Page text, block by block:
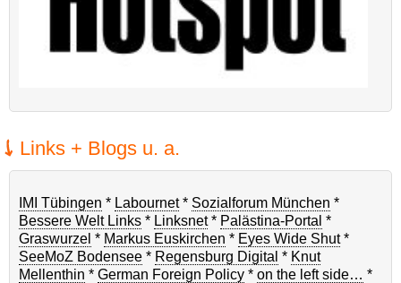
Links + Blogs u. a.
IMI Tübingen * Labournet* Sozialforum München *
Bessere Welt Links * Linksnet* Palästina-Portal *
Graswurzel * Markus Euskirchen * Eyes Wide Shut*
SeeMoZ Bodensee * Regensburg Digital * Knut
Mellenthin * German Foreign Policy * on the left side… *